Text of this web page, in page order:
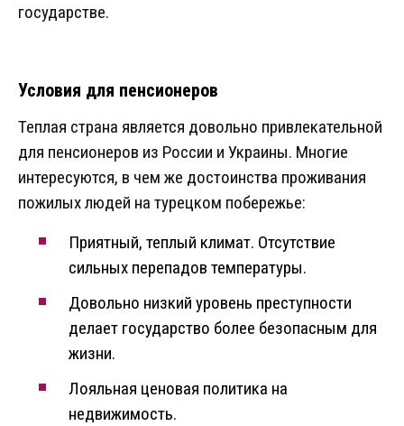
государстве.
Условия для пенсионеров
Теплая страна является довольно привлекательной
для пенсионеров из России и Украины. Многие
интересуются, в чем же достоинства проживания
пожилых людей на турецком побережье:
Приятный, теплый климат. Отсутствие
сильных перепадов температуры.
Довольно низкий уровень преступности
делает государство более безопасным для
жизни.
Лояльная ценовая политика на
недвижимость.